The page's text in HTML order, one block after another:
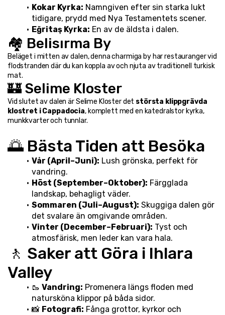
Kokar Kyrka: Namngiven efter sin starka lukt
tidigare, prydd med Nya Testamentets scener.
Eğritaş Kyrka: En av de äldsta i dalen.
🏘️ Belisırma By
Beläget i mitten av dalen, denna charmiga by har restauranger vid
flodstranden där du kan koppla av och njuta av traditionell turkisk
mat.
🏰 Selime Kloster
Vid slutet av dalen är Selime Kloster det största klippgrävda
klostret i Cappadocia, komplett med en katedralstor kyrka,
munkkvarter och tunnlar.
🌅 Bästa Tiden att Besöka
Vår (April–Juni): Lush grönska, perfekt för
vandring.
Höst (September–Oktober): Färgglada
landskap, behagligt väder.
Sommaren (Juli–August): Skuggiga dalen gör
det svalare än omgivande områden.
Vinter (December–Februari): Tyst och
atmosfärisk, men leder kan vara hala.
🚶 Saker att Göra i Ihlara
Valley
🥾 Vandring: Promenera längs floden med
natursköna klippor på båda sidor.
📸 Fotografi: Fånga grottor, kyrkor och